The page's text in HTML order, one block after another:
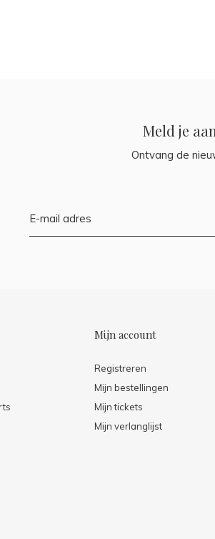
Meld je
Ontvang de
Mijn account
Registreren
Mijn bestellingen
Mijn tickets
Mijn verlanglijst